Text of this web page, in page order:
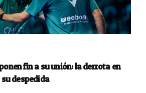
fin a su unión: la derrota en
despedida